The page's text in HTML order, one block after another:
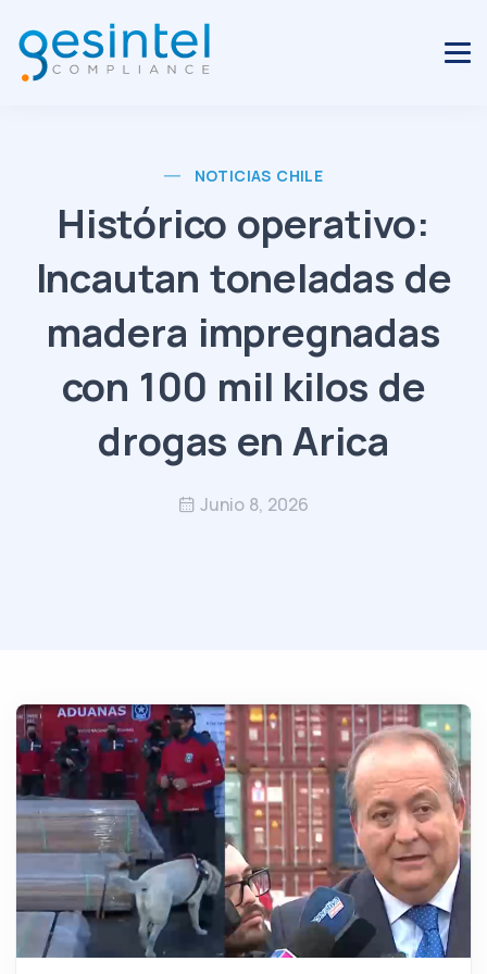
NOTICIAS CHILE
Histórico operativo:
Incautan toneladas de
madera impregnadas
con 100 mil kilos de
drogas en Arica
Junio 8, 2026